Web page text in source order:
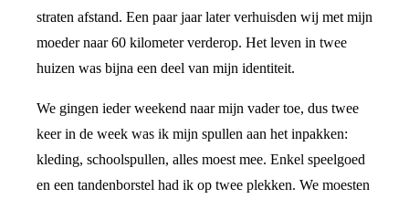
straten afstand. Een paar jaar later verhuisden wij met mijn
moeder naar 60 kilometer verderop. Het leven in twee
huizen was bijna een deel van mijn identiteit.
We gingen ieder weekend naar mijn vader toe, dus twee
keer in de week was ik mijn spullen aan het inpakken:
kleding, schoolspullen, alles moest mee. Enkel speelgoed
en een tandenborstel had ik op twee plekken. We moesten